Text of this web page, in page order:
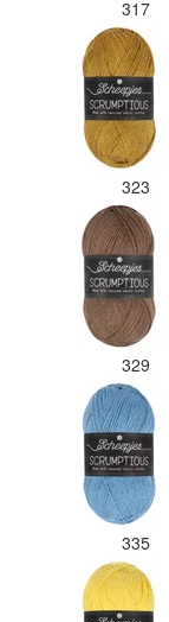
317
323
329
335